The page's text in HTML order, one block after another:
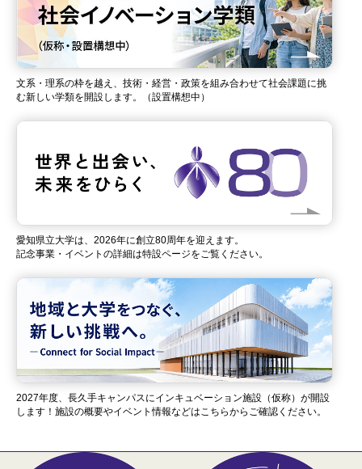
文系・理系の枠を越え、技術・経営・政策を組み合わせて社会課題に挑
む新しい学類を開設します。（設置構想中）
愛知県立大学は、2026年に創立80周年を迎えます。
記念事業・イベントの詳細は特設ページをご覧ください。
2027年度、長久手キャンパスにインキュベーション施設（仮称）が開設
します！施設の概要やイベント情報などはこちらからご確認ください。